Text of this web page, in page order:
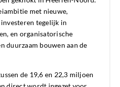
met nieuwe,
tegelijk in
en organisatorische
duurzaam bouwen aan de
de 19,6 en 22,3 miljoen